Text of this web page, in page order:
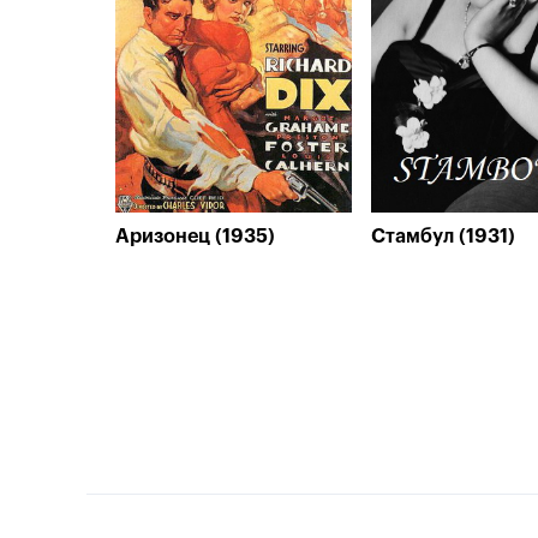
Аризонец (1935) Стамбул (1931)